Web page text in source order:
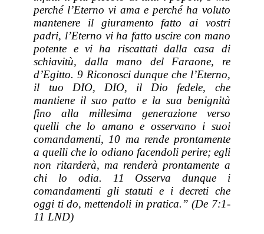
perché l’Eterno vi ama e perché ha voluto
mantenere il giuramento fatto ai vostri
padri, l’Eterno vi ha fatto uscire con mano
potente e vi ha riscattati dalla casa di
schiavitù, dalla mano del Faraone, re
d’Egitto. 9 Riconosci dunque che l’Eterno,
il tuo DIO, DIO, il Dio fedele, che
mantiene il suo patto e la sua benignità
fino alla millesima generazione verso
quelli che lo amano e osservano i suoi
comandamenti, 10 ma rende prontamente
a quelli che lo odiano facendoli perire; egli
non ritarderà, ma renderà prontamente a
chi lo odia. 11 Osserva dunque i
comandamenti gli statuti e i decreti che
oggi ti do, mettendoli in pratica.” (De 7:1-
11 LND)